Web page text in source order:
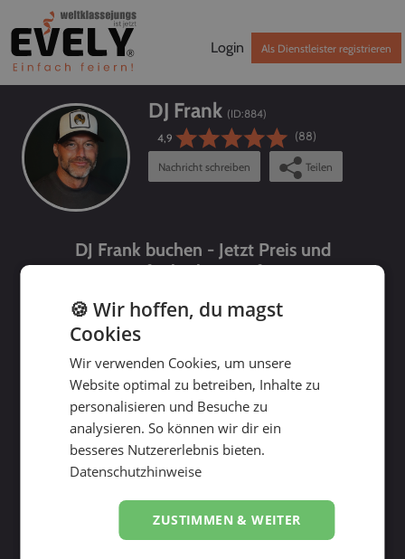
Login Als Dienstleister registrieren
DJ Frank (ID:884)
4,9
(88)
Nachricht schreiben Teilen
DJ Frank buchen - Jetzt Preis und
Verfügbarkeit prüfen!
bis
🍪 Wir hoffen, du magst
Cookies
Wir verwenden Cookies, um unsere
Website optimal zu betreiben, Inhalte zu
personalisieren und Besuche zu
analysieren. So können wir dir ein
besseres Nutzererlebnis bieten.
Datenschutzhinweise
ZUSTIMMEN & WEITER